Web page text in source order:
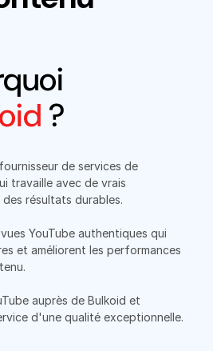
?
de services de
travaille avec de vrais
résultats durables.
YouTube authentiques qui
et améliorent les performances
auprès de Bulkoid et
d'une qualité exceptionnelle.